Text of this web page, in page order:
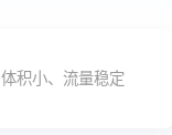
体积小、流量稳定